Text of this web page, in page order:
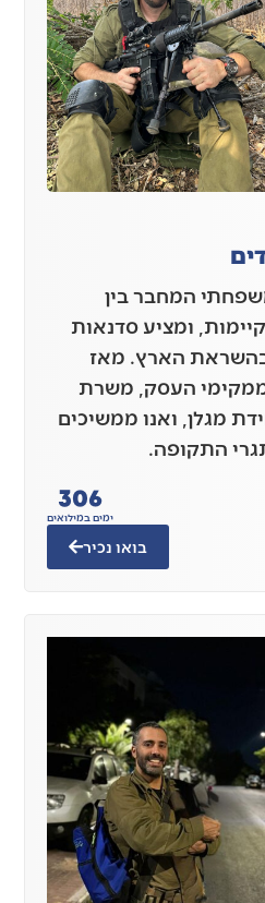
המחבר בין
ומציע סדנאות
הארץ. מאז
העסק, משרת
מגלן, ואנו ממשיכים
התקופה.
ימים במילואים
306
בואו נכיר